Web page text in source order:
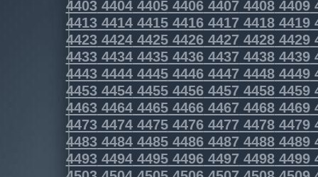
4403440444054406440744084409
4413441444154416441744184419
4423442444254426442744284429
4433443444354436443744384439
4443444444454446444744484449
4453445444554456445744584459
4463446444654466446744684469
4473447444754476447744784479
4483448444854486448744884489
4493449444954496449744984499